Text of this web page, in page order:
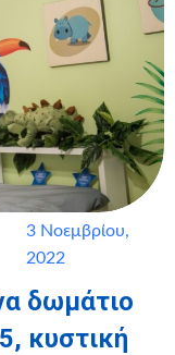
3 Νοεμβρίου,
2022
δωμάτιο
κυστική